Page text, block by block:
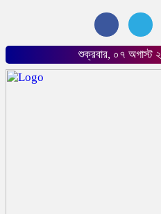
শুক্রবার, ০৭ অগাস্ট